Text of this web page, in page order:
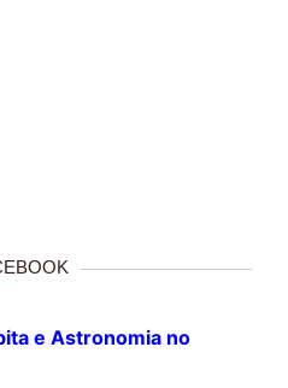
e Astronomia no